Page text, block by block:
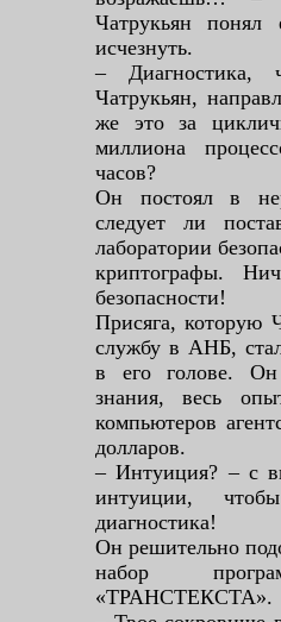
Чатрукьян
исчезнуть.
– Диагностика,
Чатрукьян,
же это за
миллиона
часов?
Он постоял в
следует ли
лаборатории
криптографы.
безопасности!
Присяга, которую
службу в АНБ,
в его голове. Он
знания, весь
компьютеров
долларов.
– Интуиция? – с
интуиции,
диагностика!
Он решительно
набор
«ТРАНСТЕКСТА».